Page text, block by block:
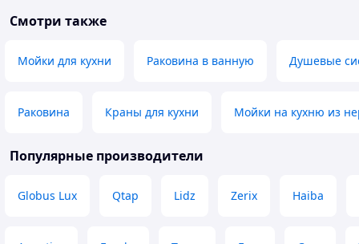
приблизно на 10см глибша, щоб
змішувач і сифон. Дуже гарно
виглядає. Над зливом мильничка.
Преимущества
Розмір, комплектація.
Немає
красивая).
Преимущества
Недостатки
Недостатков
просветляет
Смотри также
Мойки для кухни Раковина в ванную Душевые
Раковина Краны для кухни Мойки на кухню из
Популярные производители
Globus Lux Qtap Lidz Zerix Haiba